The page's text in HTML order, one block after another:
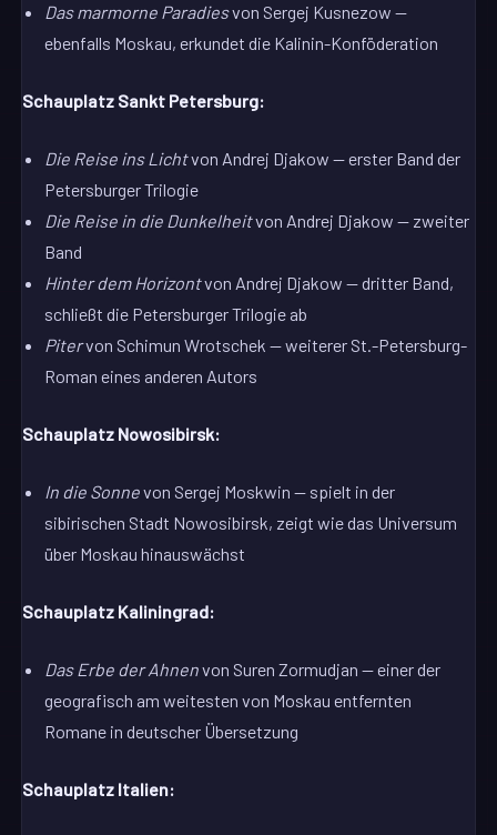
Das marmorne Paradiesvon Sergej Kusnezow —
ebenfalls Moskau, erkundet die Kalinin-Konföderation
Schauplatz Sankt Petersburg:
Die Reise ins Lichtvon Andrej Djakow — erster Band der
Petersburger Trilogie
Die Reise in die Dunkelheitvon Andrej Djakow — zweiter
Band
Hinter dem Horizontvon Andrej Djakow — dritter Band,
schließt die Petersburger Trilogie ab
Pitervon Schimun Wrotschek — weiterer St.-Petersburg-
Roman eines anderen Autors
Schauplatz Nowosibirsk:
In die Sonnevon Sergej Moskwin — spielt in der
sibirischen Stadt Nowosibirsk, zeigt wie das Universum
über Moskau hinauswächst
Schauplatz Kaliningrad:
Das Erbe der Ahnenvon Suren Zormudjan — einer der
geografisch am weitesten von Moskau entfernten
Romane in deutscher Übersetzung
Schauplatz Italien: